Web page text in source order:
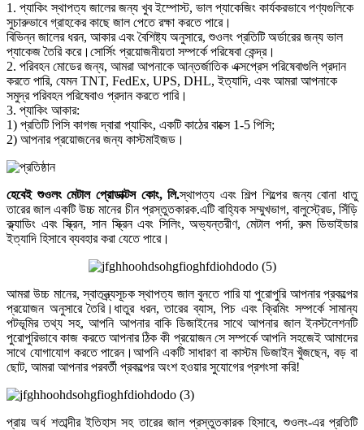
1. প্যাকিং স্থাপত্য জালের জন্য খুব ইম্পোস্ট, ভাল প্যাকেজিং কার্যকরভাবে পণ্যগুলিকে
সুচারুভাবে গ্রাহকের কাছে জাল পেতে রক্ষা করতে পারে।
বিভিন্ন জালের ধরন, আকার এবং বৈশিষ্ট্য অনুসারে, শুওলং প্রতিটি অর্ডারের জন্য ভাল
প্যাকেজ তৈরি করে।সোর্সিং প্রয়োজনীয়তা সম্পর্কে পরিষেবা কেন্দ্র।
2. পরিবহন মোডের জন্য, আমরা আপনাকে আন্তর্জাতিক এক্সপ্রেস পরিষেবাগুলি প্রদান
করতে পারি, যেমন TNT, FedEx, UPS, DHL, ইত্যাদি, এবং আমরা আপনাকে
সমুদ্র পরিবহন পরিষেবাও প্রদান করতে পারি।
3. প্যাকিং আকার:
1) প্রতিটি পিসি কাগজ দ্বারা প্যাকিং, একটি কাঠের বাক্সে 1-5 পিসি;
2) আপনার প্রয়োজনের জন্য কাস্টমাইজড।
হেবেই শুওলং মেটাল প্রোডাক্টস কোং, লি.স্থাপত্য এবং শিল্প শিল্পের জন্য বোনা ধাতু
তারের জাল একটি উচ্চ মানের চীন প্রস্তুতকারক.এটি বাহ্যিক সম্মুখভাগ, বালুস্ট্রেড, সিঁড়ি
ক্ল্যাডিং এবং স্ক্রিন, সান স্ক্রিন এবং সিলিং, অভ্যন্তরীণ, মেটাল পর্দা, রুম ডিভাইডার
ইত্যাদি হিসাবে ব্যবহার করা যেতে পারে।
আমরা উচ্চ মানের, স্বাতন্ত্র্যসূচক স্থাপত্য জাল বুনতে পারি যা পুরোপুরি আপনার প্রকল্পের
প্রয়োজন অনুসারে তৈরি।ধাতুর ধরন, তারের ব্যাস, পিচ এবং ক্রিমিং সম্পর্কে সামান্য
পটভূমির তথ্য সহ, আপনি আপনার বাকি ডিজাইনের সাথে আপনার জাল ইনস্টলেশনটি
পুরোপুরিভাবে কাজ করতে আপনার ঠিক কী প্রয়োজন সে সম্পর্কে আপনি সহজেই আমাদের
সাথে যোগাযোগ করতে পারেন।আপনি একটি সাধারণ বা কাস্টম ডিজাইন খুঁজছেন, বড় বা
ছোট, আমরা আপনার পরবর্তী প্রকল্পের অংশ হওয়ার সুযোগের প্রশংসা করি!
প্রায় অর্ধ শতাব্দীর ইতিহাস সহ তারের জাল প্রস্তুতকারক হিসাবে, শুওলং-এর প্রতিটি